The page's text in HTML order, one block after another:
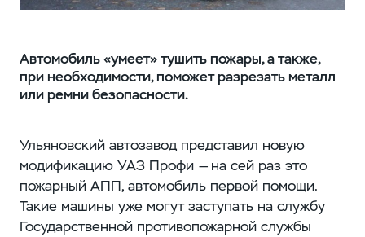
Автомобиль «умеет» тушить пожары, а также,
при необходимости, поможет разрезать металл
или ремни безопасности.
Ульяновский автозавод представил новую
модификацию УАЗ Профи — на сей раз это
пожарный АПП, автомобиль первой помощи.
Такие машины уже могут заступать на службу
Государственной противопожарной службы